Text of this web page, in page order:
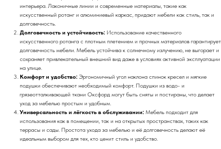
интерьера. Лаконичные линии и современные материалы, такие как
искусственный ротанг и алюминиевый каркас, придают мебели как стиль, так и
долговечность.
Долговечность и устойчивость: Использование качественного
искусственного ротанга с плотным плетением и прочных материалов гарантирует
долговечность мебели. Мебель устойчива к солнечному излучению, не выгорает и
сохраняет привлекательный внешний вид даже в условиях активной эксплуатации
на улице.
Комфорт и удобство: Эргономичный угол наклона спинок кресел и мягкие
подушки обеспечивают необходимый комфорт. Подушки из водо- и
грязеотталкивающей ткани Оксфорд могут быть сняты и постираны, что делает
уход за мебелью простым и удобным.
Универсальность и лёгкость в обслуживании: Мебель подходит для
использования как в помещении, так и на открытых пространствах, таких как
террасы и сады. Простота ухода за мебелью и её долговечность делают её
идеальным выбором для тех, кто ценит стиль и удобство.